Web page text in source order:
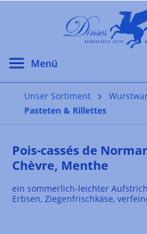
Unser Sortiment
Pasteten & Rillettes
Pois-cassés de
Chèvre, Menthe
ein sommerlich-leichter
Erbsen, Ziegenfrischkäse,